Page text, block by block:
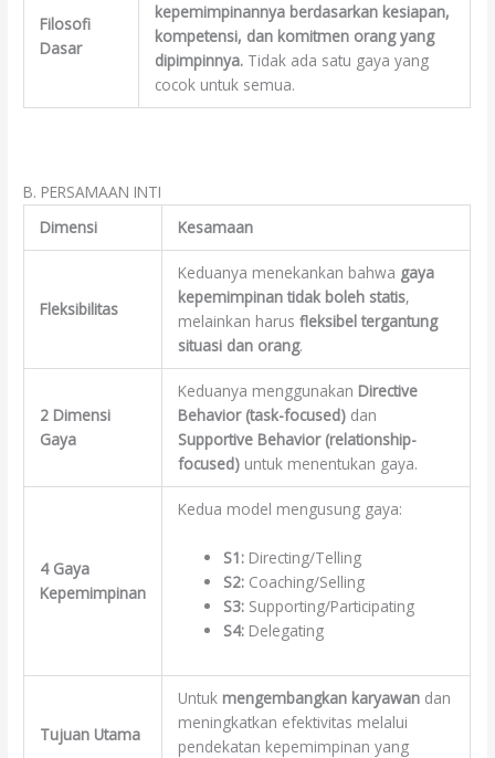
Filosofi
Dasar
kepemimpinannya berdasarkan kesiapan,
kompetensi, dan komitmen orang yang
dipimpinnya.Tidak ada satu gaya yang
cocok untuk semua.
B. PERSAMAAN INTI
Dimensi
Kesamaan
Fleksibilitas
Keduanya menekankan bahwa gaya
kepemimpinan tidak boleh statis,
melainkan harus fleksibel tergantung
situasi dan orang.
2 Dimensi
Gaya
Keduanya menggunakan Directive
Behavior (task-focused)dan
Supportive Behavior (relationship-
focused)untuk menentukan gaya.
4 Gaya
Kepemimpinan
Kedua model mengusung gaya:
S1:Directing/Telling
S2:Coaching/Selling
S3:Supporting/Participating
S4:Delegating
Tujuan Utama
Untuk mengembangkan karyawandan
meningkatkan efektivitas melalui
pendekatan kepemimpinan yang